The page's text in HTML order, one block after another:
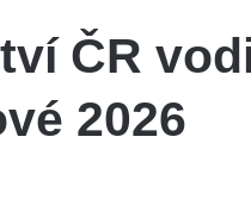
ČR
2026